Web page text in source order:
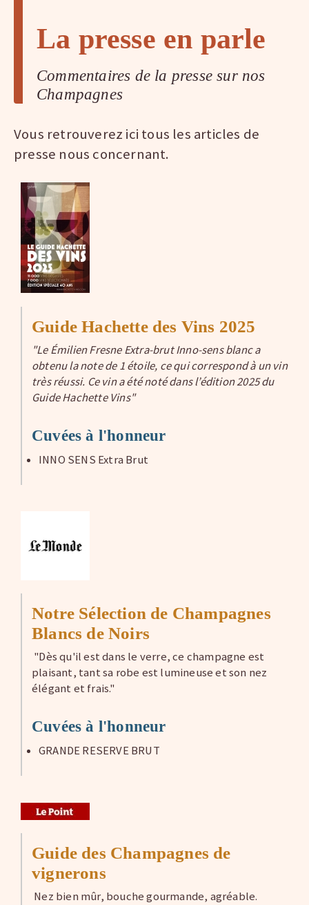
La presse en parle
Commentaires de la presse sur nos
Champagnes
Vous retrouverez ici tous les articles de
presse nous concernant.
Guide Hachette des Vins 2025
"Le Émilien Fresne Extra-brut Inno-sens blanc a
obtenu la note de 1 étoile, ce qui correspond à un vin
très réussi. Ce vin a été noté dans l’édition 2025 du
Guide Hachette Vins"
Cuvées à l'honneur
INNO SENS Extra Brut
Notre Sélection de Champagnes
Blancs de Noirs
"Dès qu'il est dans le verre, ce champagne est
plaisant, tant sa robe est lumineuse et son nez
élégant et frais."
Cuvées à l'honneur
GRANDE RESERVE BRUT
Guide des Champagnes de
vignerons
Nez bien mûr, bouche gourmande, agréable.